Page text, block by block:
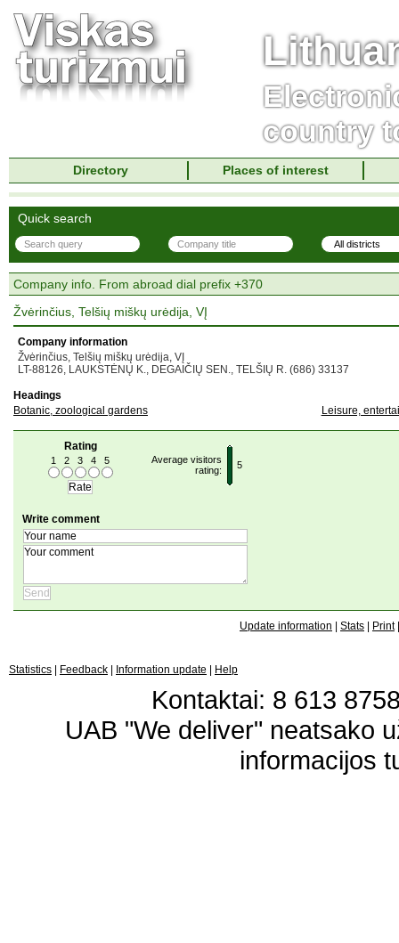
country
Directory Places of interest
Quick search
Company info. From abroad dial prefix +370
Žvėrinčius, Telšių miškų urėdija, VĮ
Company information
Žvėrinčius, Telšių miškų urėdija, VĮ
LT-88126, LAUKSTĖNŲ K., DEGAIČIŲ SEN., TELŠIŲ R. (686) 33137
Headings
Botanic, zoological gardens
Leisure,
Rating
1 2 3 4 5
Average visitors
rating:
5
Write comment
Update information Stats Print
Statistics Feedback Information update Help
Kontaktai: 8 613
UAB "We deliver" neatsako
informacijos